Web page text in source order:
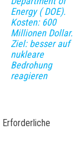
Energy ( DOE).
Kosten: 600
Millionen Dollar.
Ziel: besser auf
nukleare
Bedrohung
reagieren
Erforderliche